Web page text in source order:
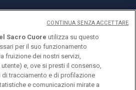
Sacro Cuore
Milan
Sacro Cuore utilizza su questo
per il suo funzionamento
fruizione dei nostri servizi,
e, ove si presti il consenso,
tracciamento e di profilazione
e comunicazioni mirate a
CONTINUA SENZA ACCETTARE